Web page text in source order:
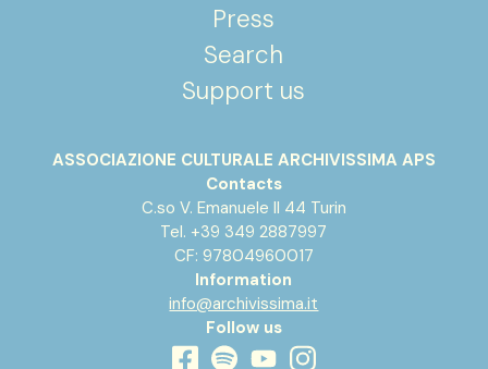
Press
Search
Support us
ASSOCIAZIONE CULTURALE ARCHIVISSIMA APS
Contacts
C.so V. Emanuele II 44 Turin
Tel. +39 349 2887997
CF: 97804960017
Information
info@archivissima.it
Follow us